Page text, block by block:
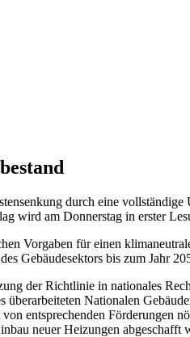
durch eine
wird am Donnerstag in erster
Vorgaben für einen
Gebäudesektors bis zum Jahr
der Richtlinie in nationales
Nationalen
entsprechenden Förderungen
neuer Heizungen abgeschafft